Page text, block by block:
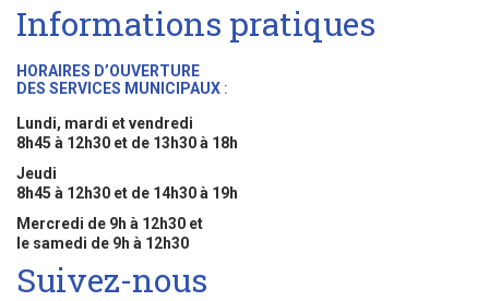
Informations pratiques
HORAIRES D’OUVERTURE
DES SERVICES MUNICIPAUX :
Lundi, mardi et vendredi
8h45 à 12h30 et de 13h30 à 18h
Jeudi
8h45 à 12h30 et de 14h30 à 19h
Mercredi de 9h à 12h30 et
le samedi de 9h à 12h30
Suivez-nous